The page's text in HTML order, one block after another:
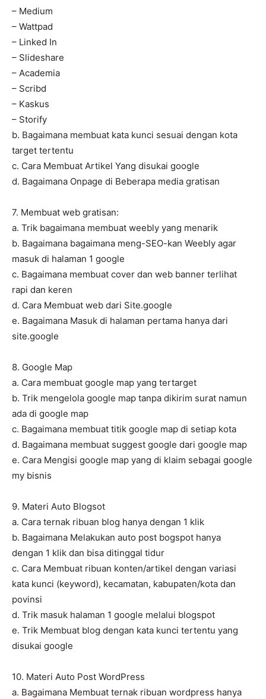
– Medium
– Wattpad
– Linked In
– Slideshare
– Academia
– Scribd
– Kaskus
– Storify
b. Bagaimana membuat kata kunci sesuai dengan kota
target tertentu
c. Cara Membuat Artikel Yang disukai google
d. Bagaimana Onpage di Beberapa media gratisan
7. Membuat web gratisan:
a. Trik bagaimana membuat weebly yang menarik
b. Bagaimana bagaimana meng-SEO-kan Weebly agar
masuk di halaman 1 google
c. Bagaimana membuat cover dan web banner terlihat
rapi dan keren
d. Cara Membuat web dari Site.google
e. Bagaimana Masuk di halaman pertama hanya dari
site.google
8. Google Map
a. Cara membuat google map yang tertarget
b. Trik mengelola google map tanpa dikirim surat namun
ada di google map
c. Bagaimana membuat titik google map di setiap kota
d. Bagaimana membuat suggest google dari google map
e. Cara Mengisi google map yang di klaim sebagai google
my bisnis
9. Materi Auto Blogsot
a. Cara ternak ribuan blog hanya dengan 1 klik
b. Bagaimana Melakukan auto post bogspot hanya
dengan 1 klik dan bisa ditinggal tidur
c. Cara Membuat ribuan konten/artikel dengan variasi
kata kunci (keyword), kecamatan, kabupaten/kota dan
povinsi
d. Trik masuk halaman 1 google melalui blogspot
e. Trik Membuat blog dengan kata kunci tertentu yang
disukai google
10. Materi Auto Post WordPress
a. Bagaimana Membuat ternak ribuan wordpress hanya